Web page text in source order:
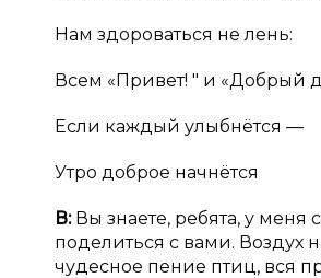
Нам здороваться не лень:
Всем «Привет! " и «Добрый
Если каждый улыбнётся —
Утро доброе начнётся
В:Вы знаете, ребята, у меня
поделиться с вами. Воздух
чудесное пение птиц, вся